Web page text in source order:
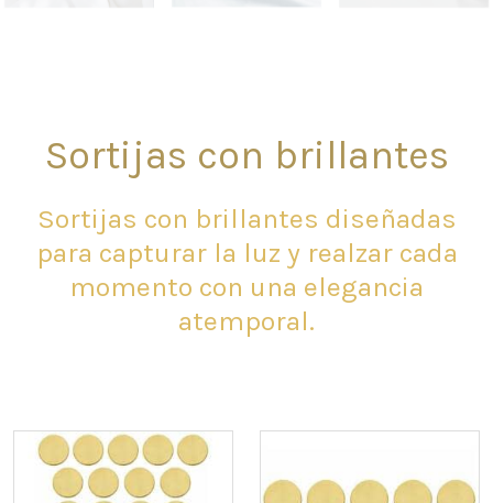
Sortijas con brillantes
Sortijas con brillantes diseñadas
para capturar la luz y realzar cada
momento con una elegancia
atemporal.